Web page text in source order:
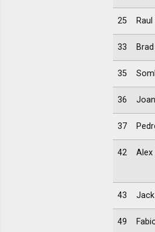
25
33
35
36
37
42 Alex
43
49